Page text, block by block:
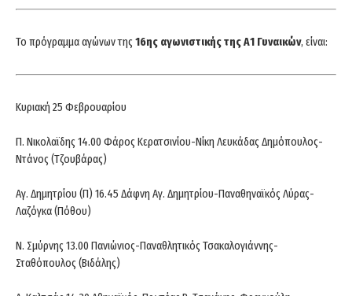
Το πρόγραμμα αγώνων της 16ης αγωνιστικής της Α1 Γυναικών, είναι:
Κυριακή 25 Φεβρουαρίου
Π. Νικολαϊδης 14.00 Φάρος Κερατσινίου-Νίκη Λευκάδας Δημόπουλος-
Ντάνος (Τζουβάρας)
Αγ. Δημητρίου (Π) 16.45 Δάφνη Αγ. Δημητρίου-Παναθηναϊκός Λύρας-
Λαζόγκα (Πόθου)
Ν. Σμύρνης 13.00 Πανιώνιος-Παναθλητικός Τσακαλογιάννης-
Σταθόπουλος (Βιδάλης)